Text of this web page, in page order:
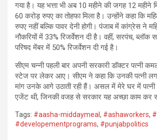
गया है। यह भत्ता भी अब 10 महीने की जगह 12 महीने
60 करोड़ रुपए का तोहफा मिला है। उन्होंने कहा कि
रुपए नहीं बल्कि पावर देनी होगी। पंजाब में कांग्रेस ने
नौकरियों में 33% रिजर्वेशन दी है। वहीं, सरपंच, ब्लॉक
परिषद मेंबर में 50% रिजर्वेशन दी गई है।
सीएम चन्नी पहली बार अपनी सरकारी डॉक्टर पत्नी
स्टेज पर लेकर आए। सीएम ने कहा कि उनकी पत्नी
मांग उनके आगे उठाती रही हैं। असल में मेरे घर में पत्नी
एजेंट थी, जिनकी वजह से सरकार यह अच्छा काम कर
Tags: #aasha-middaymeal , #ashaworkers,
#developementprograms, #punjabpolitics